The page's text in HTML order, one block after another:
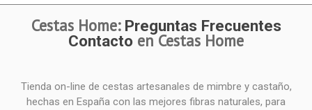
Cestas Home: Preguntas Frecuentes
Contacto en Cestas Home
Tienda on-line de cestas artesanales de mimbre y castaño,
hechas en España con las mejores fibras naturales, para